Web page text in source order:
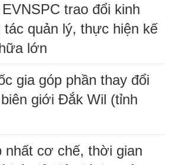
trao đổi kinh
tác quản lý, thực hiện kế
lớn
gia góp phần thay đổi
giới Đắk Wil (tỉnh
nhất cơ chế, thời gian